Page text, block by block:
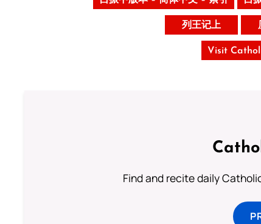
列王记上
Visit
Find and recite daily